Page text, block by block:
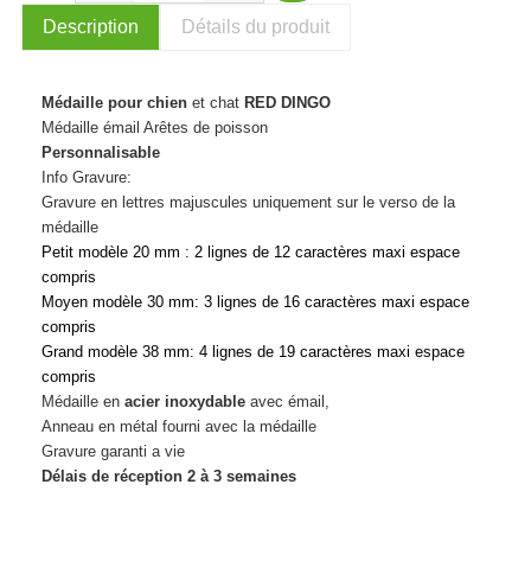
Description Détails du produit
Médaille pour chien et chat RED DINGO
Médaille émail Arêtes de poisson
Personnalisable
Info Gravure:
Gravure en lettres majuscules uniquement sur le verso de la
médaille
Petit modèle 20 mm : 2 lignes de 12 caractères maxi espace
compris
Moyen modèle 30 mm: 3 lignes de 16 caractères maxi espace
compris
Grand modèle 38 mm: 4 lignes de 19 caractères maxi espace
compris
Médaille enacier inoxydable avec émail,
Anneau en métal fourni avec la médaille
Gravure garanti a vie
Délais de réception 2 à 3 semaines